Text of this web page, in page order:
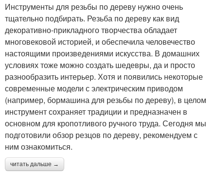
Инструменты для резьбы по дереву нужно очень
тщательно подбирать. Резьба по дереву как вид
декоративно-прикладного творчества обладает
многовековой историей, и обеспечила человечество
настоящими произведениями искусства. В домашних
условиях тоже можно создать шедевры, да и просто
разнообразить интерьер. Хотя и появились некоторые
современные модели с электрическим приводом
(например, бормашина для резьбы по дереву), в целом
инструмент сохраняет традиции и предназначен в
основном для кропотливого ручного труда. Сегодня мы
подготовили обзор резцов по дереву, рекомендуем с
ним ознакомиться.
читать дальше →